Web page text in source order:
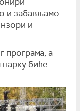
и забављамо.
и
програма, а
биће